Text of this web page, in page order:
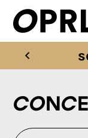
CONCERTS
JEUNES PUBLICS